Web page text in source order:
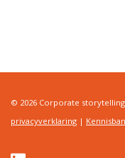
© 2026 Corporate
privacyverklaring |